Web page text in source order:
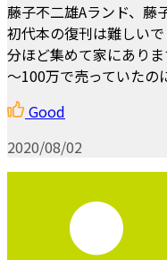
藤子不二雄Aランド、藤
初代本の復刊は難しい
分ほど集めて家にあり
～100万で売っていたの
Good
2020/08/02